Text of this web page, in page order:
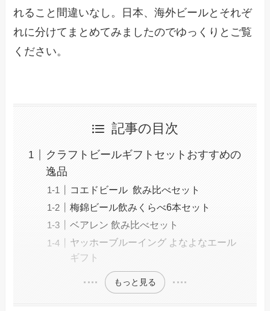
れること間違いなし。日本、海外ビールとそれぞ
れに分けてまとめてみましたのでゆっくりとご覧
ください。
記事の目次
クラフトビールギフトセットおすすめの
逸品
コエドビール 飲み比べセット
梅錦ビール飲みくらべ6本セット
ベアレン 飲み比べセット
ヤッホーブルーイング よなよなエール
ギフト
もっと見る